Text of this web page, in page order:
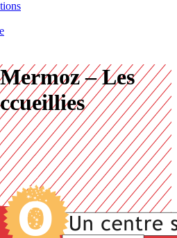
– Les